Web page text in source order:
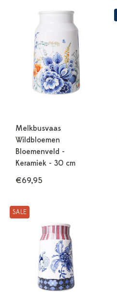
Melkbusvaas
Wildbloemen
Bloemenveld -
Keramiek - 30 cm
€69,95
SALE